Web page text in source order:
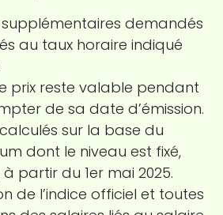
demandés
au taux horaire indiqué
prix reste valable pendant
de sa date d’émission.
sur la base du
dont le niveau est fixé,
partir du 1er mai 2025.
de l’indice officiel et toutes